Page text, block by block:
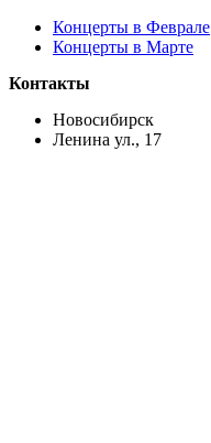
Концерты в Феврале
Концерты в Марте
Контакты
Новосибирск
Ленина ул., 17